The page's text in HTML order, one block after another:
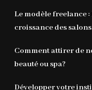
Le modèle freelance
croissance des
Comment attirer de
beauté ou spa?
Développer votre